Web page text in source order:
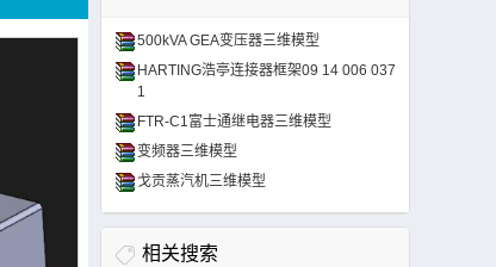
500kVA GEA变压器三维模型
HARTING浩亭连接器框架09 14 006 037
1
FTR-C1富士通继电器三维模型
变频器三维模型
戈贡蒸汽机三维模型
相关搜索